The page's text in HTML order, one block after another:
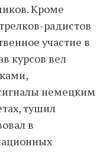
Кроме
радистов
участие в
курсов вел
немецким
тушил
в